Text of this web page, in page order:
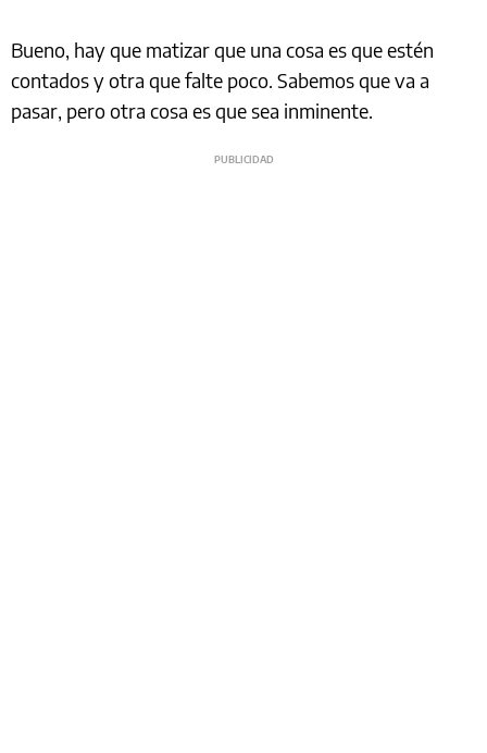
Bueno, hay que matizar que una cosa es que estén
contados y otra que falte poco. Sabemos que va a
pasar, pero otra cosa es que sea inminente.